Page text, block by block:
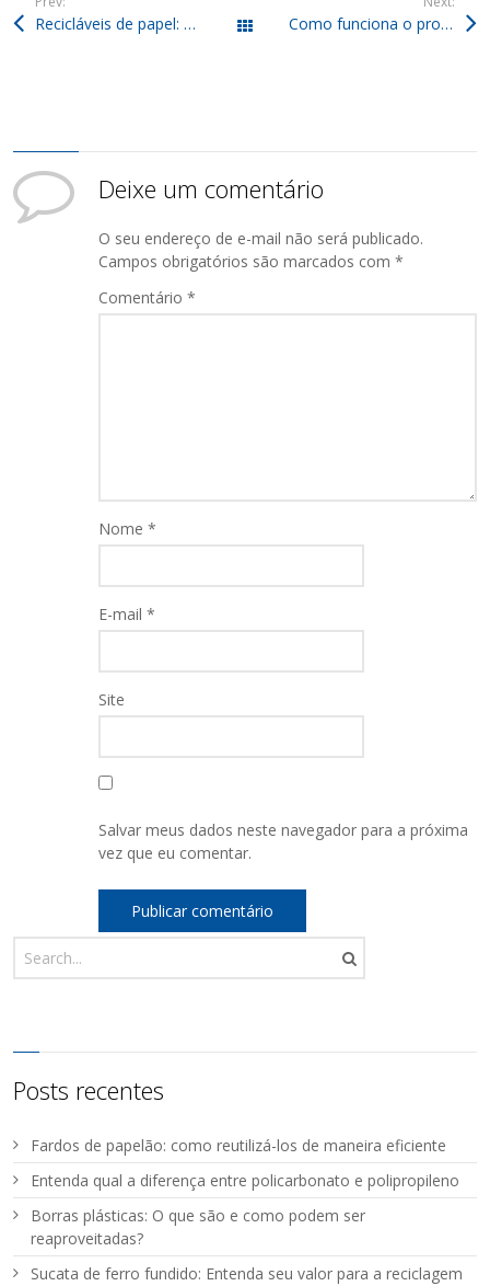
Recicláveis de papel: Como ficar em dia com a legislação ambiental? Todos os posts Como funciona o processo de reciclagem da sucata ferrosa?
Deixe um comentário
O seu endereço de e-mail não será publicado.
Campos obrigatórios são marcados com*
Comentário*
Nome*
E-mail*
Site
Salvar meus dados neste navegador para a próxima
vez que eu comentar.
Posts recentes
Fardos de papelão: como reutilizá-los de maneira eficiente
Entenda qual a diferença entre policarbonato e polipropileno
Borras plásticas: O que são e como podem ser
reaproveitadas?
Sucata de ferro fundido: Entenda seu valor para a reciclagem